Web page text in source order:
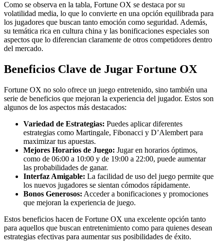
Como se observa en la tabla, Fortune OX se destaca por su
volatilidad media, lo que lo convierte en una opción equilibrada para
los jugadores que buscan tanto emoción como seguridad. Además,
su temática rica en cultura china y las bonificaciones especiales son
aspectos que lo diferencian claramente de otros competidores dentro
del mercado.
Beneficios Clave de Jugar Fortune OX
Fortune OX no solo ofrece un juego entretenido, sino también una
serie de beneficios que mejoran la experiencia del jugador. Estos son
algunos de los aspectos más destacados:
Variedad de Estrategias: Puedes aplicar diferentes
estrategias como Martingale, Fibonacci y D’Alembert para
maximizar tus apuestas.
Mejores Horarios de Juego: Jugar en horarios óptimos,
como de 06:00 a 10:00 y de 19:00 a 22:00, puede aumentar
las probabilidades de ganar.
Interfaz Amigable: La facilidad de uso del juego permite que
los nuevos jugadores se sientan cómodos rápidamente.
Bonos Generosos: Acceder a bonificaciones y promociones
que mejoran la experiencia de juego.
Estos beneficios hacen de Fortune OX una excelente opción tanto
para aquellos que buscan entretenimiento como para quienes desean
estrategias efectivas para aumentar sus posibilidades de éxito.